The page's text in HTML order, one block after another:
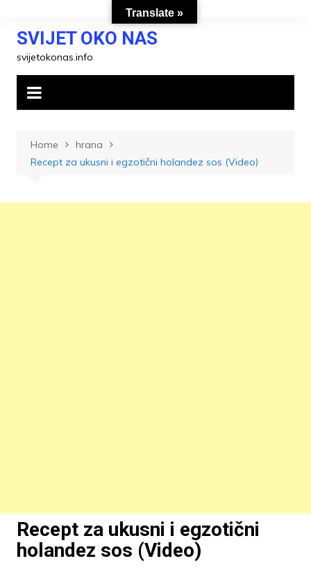
contentSVIJET OKO NAS
svijetokonas.info
Home
hrana
Recept za ukusni i egzotični holandez sos (Video)
Recept za ukusni i egzotični
holandez sos (Video)
Translate »